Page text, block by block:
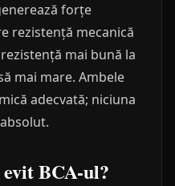
forțe
rezistență mecanică
mai bună la
mai mare. Ambele
adecvată; niciuna
BCA-ul?